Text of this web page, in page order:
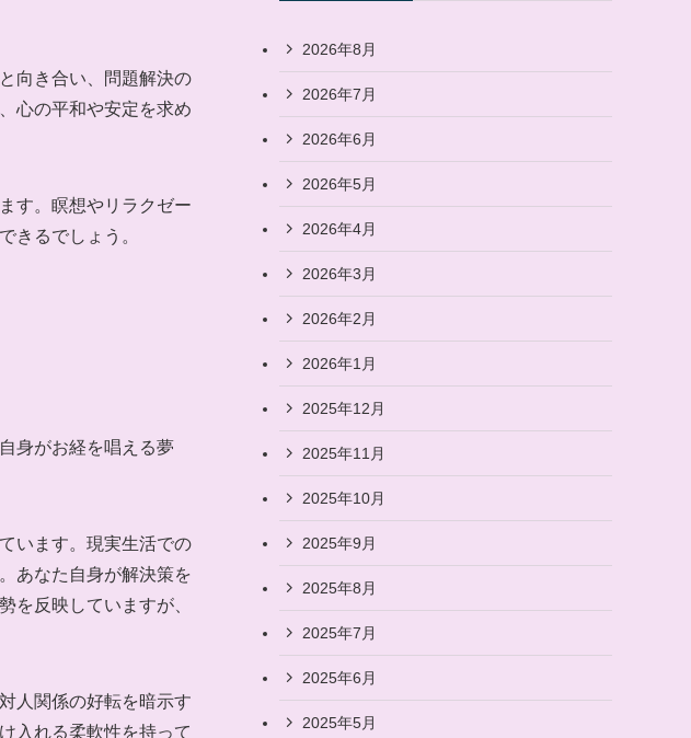
向き合い、問題解決の
心の平和や安定を求め
す。瞑想やリラクゼー
きるでしょう。
身がお経を唱える夢
います。現実生活での
あなた自身が解決策を
を反映していますが、
人関係の好転を暗示す
入れる柔軟性を持って
2026年8月
2026年7月
2026年6月
2026年5月
2026年4月
2026年3月
2026年2月
2026年1月
2025年12月
2025年11月
2025年10月
2025年9月
2025年8月
2025年7月
2025年6月
2025年5月